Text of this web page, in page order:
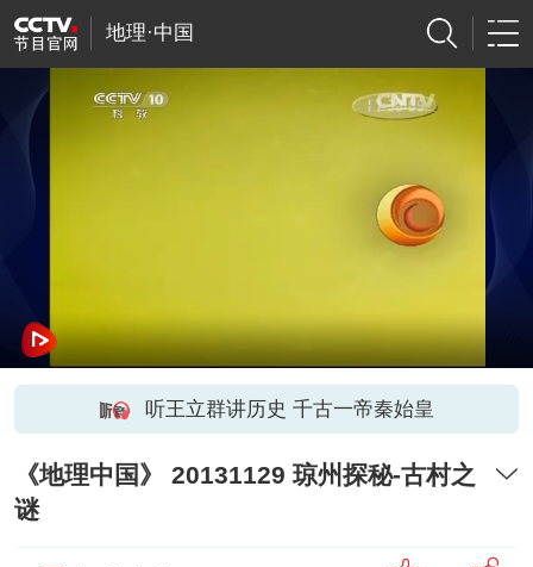
地理·中国
听王立群讲历史 千古一帝秦始皇
《地理中国》 20131129 琼州探秘-古村之
谜